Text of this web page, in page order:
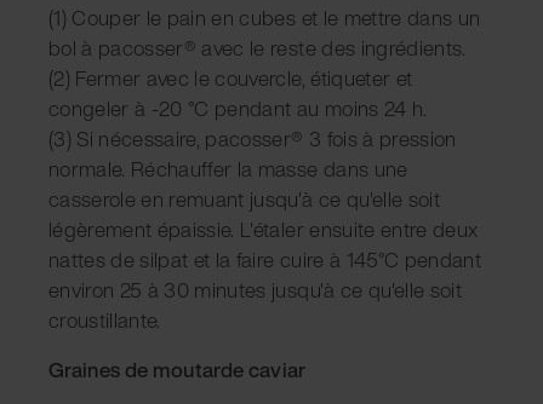
(1) Couper le pain en cubes et le mettre dans un
bol à pacosser® avec le reste des ingrédients.
(2) Fermer avec le couvercle, étiqueter et
congeler à -20 °C pendant au moins 24 h.
(3) Si nécessaire, pacosser® 3 fois à pression
normale. Réchauffer la masse dans une
casserole en remuant jusqu'à ce qu'elle soit
légèrement épaissie. L'étaler ensuite entre deux
nattes de silpat et la faire cuire à 145°C pendant
environ 25 à 30 minutes jusqu'à ce qu'elle soit
croustillante.
Graines de moutarde caviar